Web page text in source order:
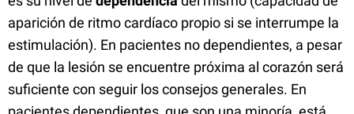
aparición de ritmo cardíaco propio si se interrumpe la
estimulación). En pacientes no dependientes, a pesar
de que la lesión se encuentre próxima al corazón será
suficiente con seguir los consejos generales. En